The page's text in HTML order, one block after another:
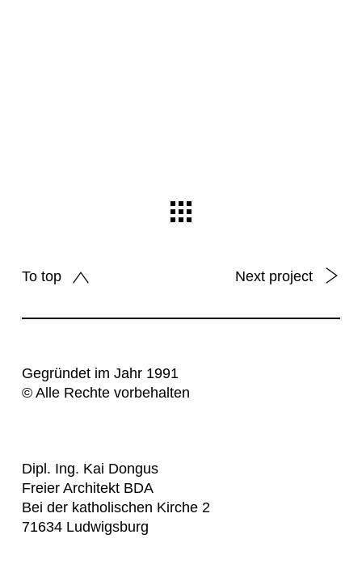
To top Next project
Gegründet im Jahr 1991
© Alle Rechte vorbehalten
Dipl. Ing. Kai Dongus
Freier Architekt BDA
Bei der katholischen Kirche 2
71634 Ludwigsburg